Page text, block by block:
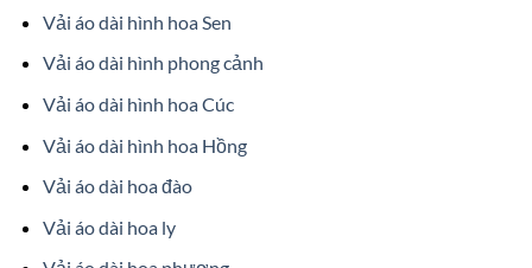
Vải áo dài hình hoa Sen
Vải áo dài hình phong cảnh
Vải áo dài hình hoa Cúc
Vải áo dài hình hoa Hồng
Vải áo dài hoa đào
Vải áo dài hoa ly